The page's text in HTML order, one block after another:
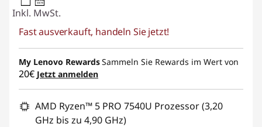
65W-65W
USB PD
Inkl. MwSt.
Fast ausverkauft, handeln Sie jetzt!
My Lenovo RewardsSammeln Sie Rewards im Wert von
20€ Jetzt anmelden
AMD Ryzen™ 5 PRO 7540U Prozessor (3,20
GHz bis zu 4,90 GHz)